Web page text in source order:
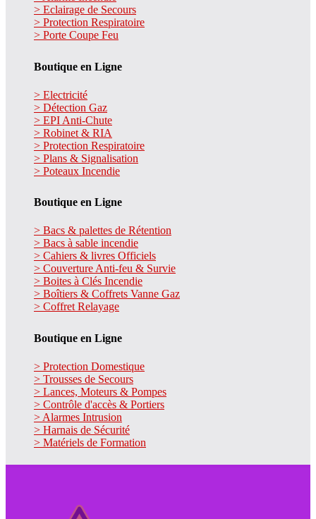
> Eclairage de Secours
> Protection Respiratoire
> Porte Coupe Feu
Boutique en Ligne
> Electricité
> Détection Gaz
> EPI Anti-Chute
> Robinet & RIA
> Protection Respiratoire
> Plans & Signalisation
> Poteaux Incendie
Boutique en Ligne
> Bacs & palettes de Rétention
> Bacs à sable incendie
> Cahiers & livres Officiels
> Couverture Anti-feu & Survie
> Boites à Clés Incendie
> Boîtiers & Coffrets Vanne Gaz
> Coffret Relayage
Boutique en Ligne
> Protection Domestique
> Trousses de Secours
> Lances, Moteurs & Pompes
> Contrôle d'accès & Portiers
> Alarmes Intrusion
> Harnais de Sécurité
> Matériels de Formation